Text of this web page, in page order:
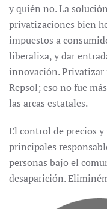
y quién no. La
privatizaciones bien
impuestos a
liberaliza, y dar
innovación. Privatizar
Repsol; eso no fue
las arcas estatales.
El control de precios
principales
personas bajo el
desaparición.